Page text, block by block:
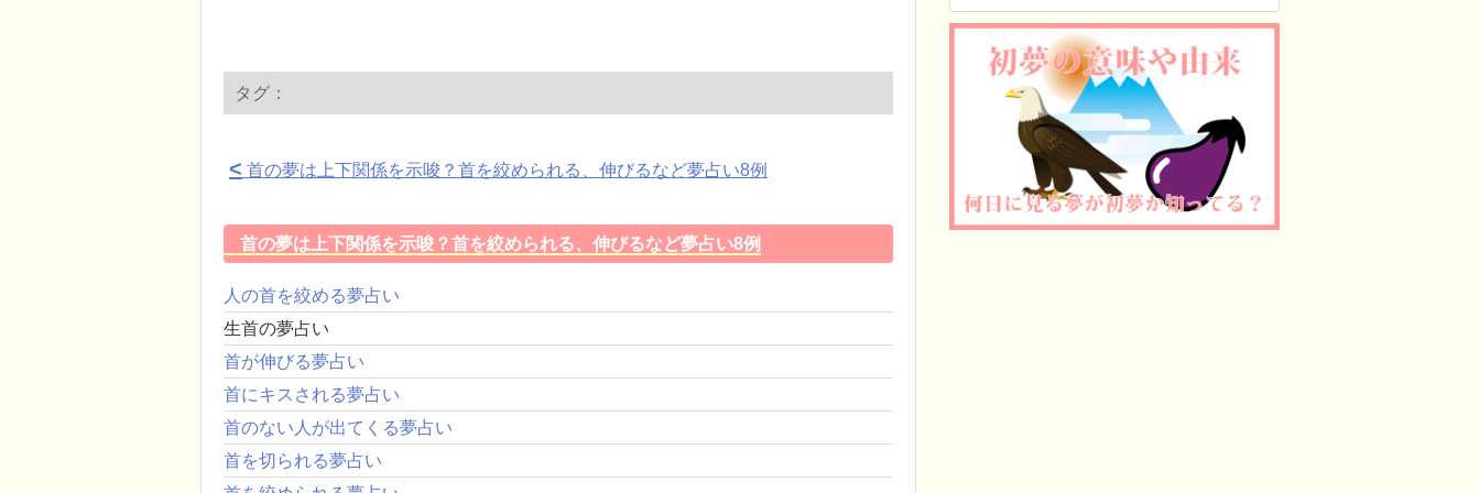
タグ：
< 首の夢は上下関係を示唆？首を絞められる、伸びるなど夢占い8例
首の夢は上下関係を示唆？首を絞められる、伸びるなど夢占い8例
人の首を絞める夢占い
生首の夢占い
首が伸びる夢占い
首にキスされる夢占い
首のない人が出てくる夢占い
首を切られる夢占い